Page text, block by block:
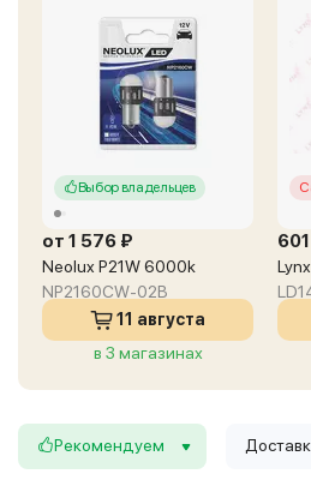
Выбор владельцев
от 1 576 ₽
Neolux P21W 6000k
NP2160CW-02B
11 августа
в 3 магазинах
Рекомендуем